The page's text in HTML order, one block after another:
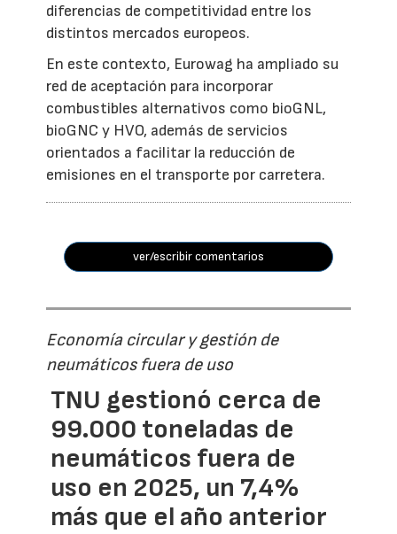
diferencias de competitividad entre los
distintos mercados europeos.
En este contexto, Eurowag ha ampliado su
red de aceptación para incorporar
combustibles alternativos como bioGNL,
bioGNC y HVO, además de servicios
orientados a facilitar la reducción de
emisiones en el transporte por carretera.
ver/escribir comentarios
Economía circular y gestión de
neumáticos fuera de uso
TNU gestionó cerca de
99.000 toneladas de
neumáticos fuera de
uso en 2025, un 7,4%
más que el año anterior